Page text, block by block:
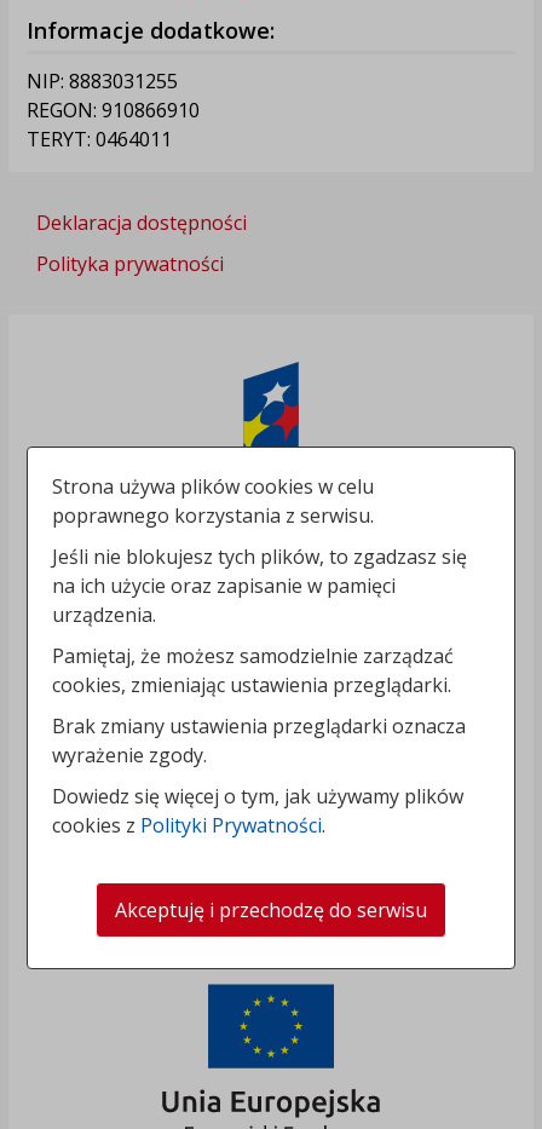
Informacje dodatkowe:
NIP: 8883031255
REGON: 910866910
TERYT: 0464011
Deklaracja dostępności
Polityka prywatności
Strona używa plików cookies w celu
poprawnego korzystania z serwisu.
Jeśli nie blokujesz tych plików, to zgadzasz się
na ich użycie oraz zapisanie w pamięci
urządzenia.
Pamiętaj, że możesz samodzielnie zarządzać
cookies, zmieniając ustawienia przeglądarki.
Brak zmiany ustawienia przeglądarki oznacza
wyrażenie zgody.
Dowiedz się więcej o tym, jak używamy plików
cookies z Polityki Prywatności.
Akceptuję i przechodzę do serwisu